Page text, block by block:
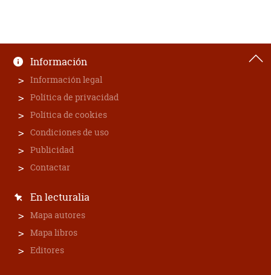
Información
Información legal
Política de privacidad
Política de cookies
Condiciones de uso
Publicidad
Contactar
En lecturalia
Mapa autores
Mapa libros
Editores